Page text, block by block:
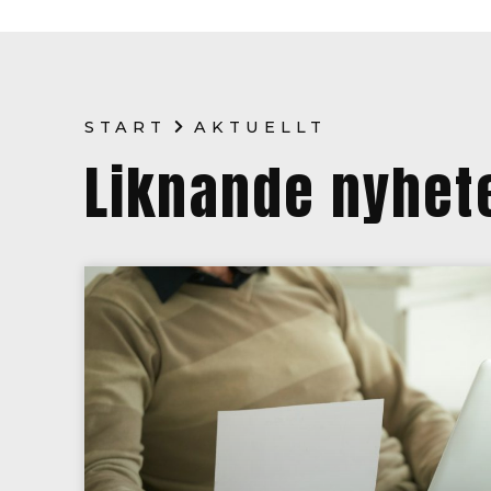
START AKTUELLT
Liknande